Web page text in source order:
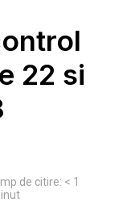
22 si
de citire: < 1